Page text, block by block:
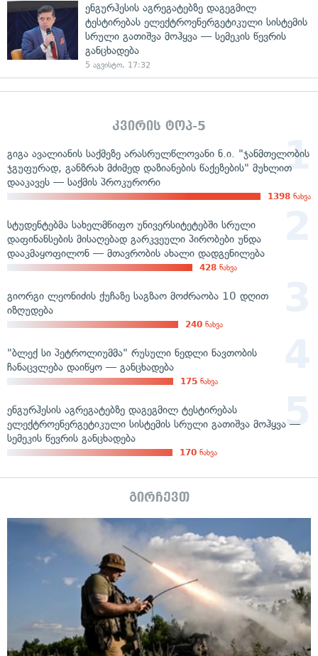
ენგურჰესის აგრეგატებზე დაგეგმილ
ტესტირებას ელექტროენერგეტიკული სისტემის
სრული გათიშვა მოჰყვა — სემეკის წევრის
განცხადება
5 აგვისტო, 17:32
კვირის ტოპ-5
გიგა ავალიანის საქმეზე არასრულწლოვანი ნ.ი. "ჯანმთელობის
ჯგუფურად, განზრახ მძიმედ დაზიანების წაქეზების" მუხლით
დააკავეს — საქმის პროკურორი
1398 ნახვა
სტუდენტებმა სახელმწიფო უნივერსიტეტებში სრული
დაფინანსების მისაღებად გარკვეული პირობები უნდა
დააკმაყოფილონ — მთავრობის ახალი დადგენილება
428 ნახვა
გიორგი ლეონიძის ქუჩაზე საგზაო მოძრაობა 10 დღით
იზღუდება
240 ნახვა
"ბლექ სი პეტროლიუმმა" რუსული ნედლი ნავთობის
ჩანაცვლება დაიწყო — განცხადება
175 ნახვა
ენგურჰესის აგრეგატებზე დაგეგმილ ტესტირებას
ელექტროენერგეტიკული სისტემის სრული გათიშვა მოჰყვა —
სემეკის წევრის განცხადება
170 ნახვა
გირჩევთ